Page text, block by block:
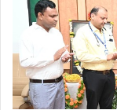
ನಿರಂತರ
ಕೌಶಲ್ಯ
ಅಭಿವೃದ್ಧಿಪಡಿಸಿಕೊಳ್ಳಬೇಕು:
ಕರ್ನಲ್‌
ದಯಾನಂದ*